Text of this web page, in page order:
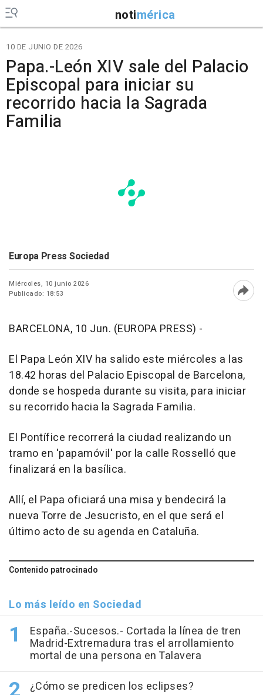
notimérica
10 DE JUNIO DE 2026
Papa.-León XIV sale del Palacio
Episcopal para iniciar su
recorrido hacia la Sagrada
Familia
Europa Press Sociedad
Miércoles, 10 junio 2026
Publicado: 18:53
BARCELONA, 10 Jun. (EUROPA PRESS) -
El Papa León XIV ha salido este miércoles a las
18.42 horas del Palacio Episcopal de Barcelona,
donde se hospeda durante su visita, para iniciar
su recorrido hacia la Sagrada Familia.
El Pontífice recorrerá la ciudad realizando un
tramo en 'papamóvil' por la calle Rosselló que
finalizará en la basílica.
Allí, el Papa oficiará una misa y bendecirá la
nueva Torre de Jesucristo, en el que será el
último acto de su agenda en Cataluña.
Contenido patrocinado
Lo más leído en Sociedad
España.-Sucesos.- Cortada la línea de tren
Madrid-Extremadura tras el arrollamiento
mortal de una persona en Talavera
¿Cómo se predicen los eclipses?